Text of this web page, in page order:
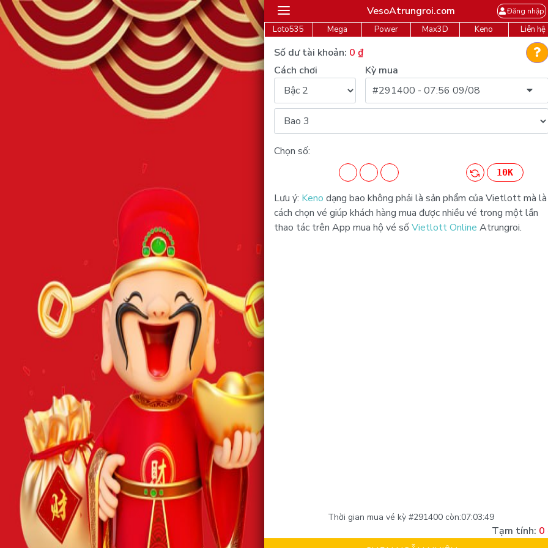
VesoAtrungroi.com Đăng nhập
Loto535 Mega Power Max3D Keno Liên hệ
Số dư tài khoản: 0 ₫
Cách chơi
Kỳ mua
#291400 - 07:56 09/08
Chọn số:
10K
Lưu ý: Keno dạng bao không phải là sản phẩm của Vietlott mà là
cách chọn vé giúp khách hàng mua được nhiều vé trong một lần
thao tác trên App mua hộ vé sốVietlott Online Atrungroi.
Thời gian mua vé kỳ #291400 còn:07:03:48
Tạm tính: 0